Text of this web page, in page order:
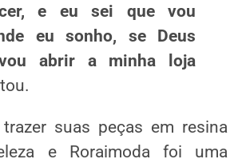
e eu sei que vou
eu sonho, se Deus
abrir a minha loja
suas peças em resina
e Roraimoda foi uma